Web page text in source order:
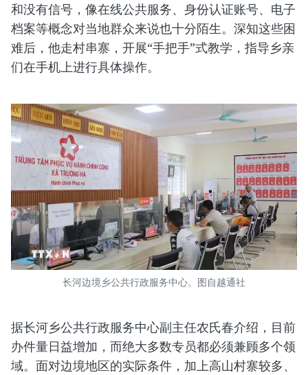
和没有信号，像在线公共服务、身份认证账号、电子
档案等概念对当地群众来说也十分陌生。深知这些困
难后，他走村串寨，开展“手把手”式教学，指导乡亲
们在手机上进行具体操作。
长河边境乡公共行政服务中心。图自越通社
据长河乡公共行政服务中心副主任农氏春介绍，目前
办件量日益增加，而绝大多数专员都必须兼顾多个领
域。面对边境地区的实际条件，加上高山村寨较多、